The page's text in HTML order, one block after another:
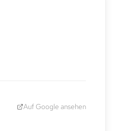
Auf Google ansehen